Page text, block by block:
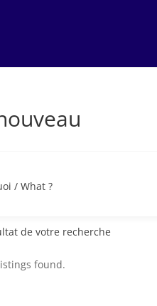
/ What ?
de votre recherche
found.